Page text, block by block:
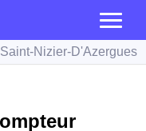
Saint-Nizier-D'Azergues